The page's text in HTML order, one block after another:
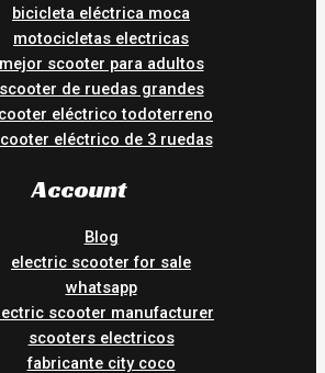
bicicleta eléctrica moca
motocicletas electricas
mejor scooter para adultos
scooter de ruedas grandes
eléctrico todoterreno
eléctrico de 3 ruedas
Account
Blog
electric scooter for sale
whatsapp
scooter manufacturer
scooters electricos
fabricante city coco